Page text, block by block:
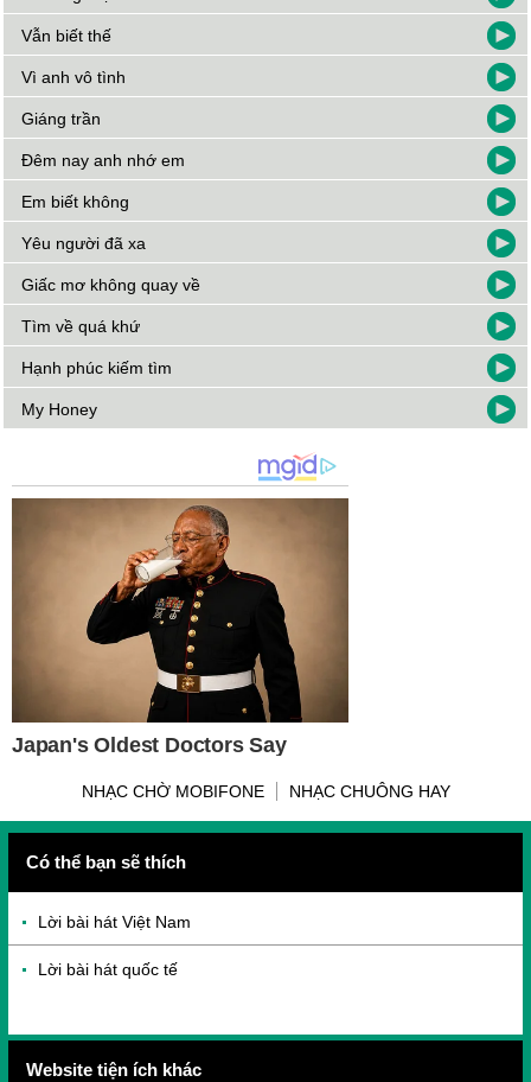
Vẫn biết thế
Vì anh vô tình
Giáng trần
Đêm nay anh nhớ em
Em biết không
Yêu người đã xa
Giấc mơ không quay về
Tìm về quá khứ
Hạnh phúc kiếm tìm
My Honey
NHẠC CHỜ MOBIFONE NHẠC CHUÔNG HAY
Có thể bạn sẽ thích
Lời bài hát Việt Nam
Lời bài hát quốc tế
Website tiện ích khác